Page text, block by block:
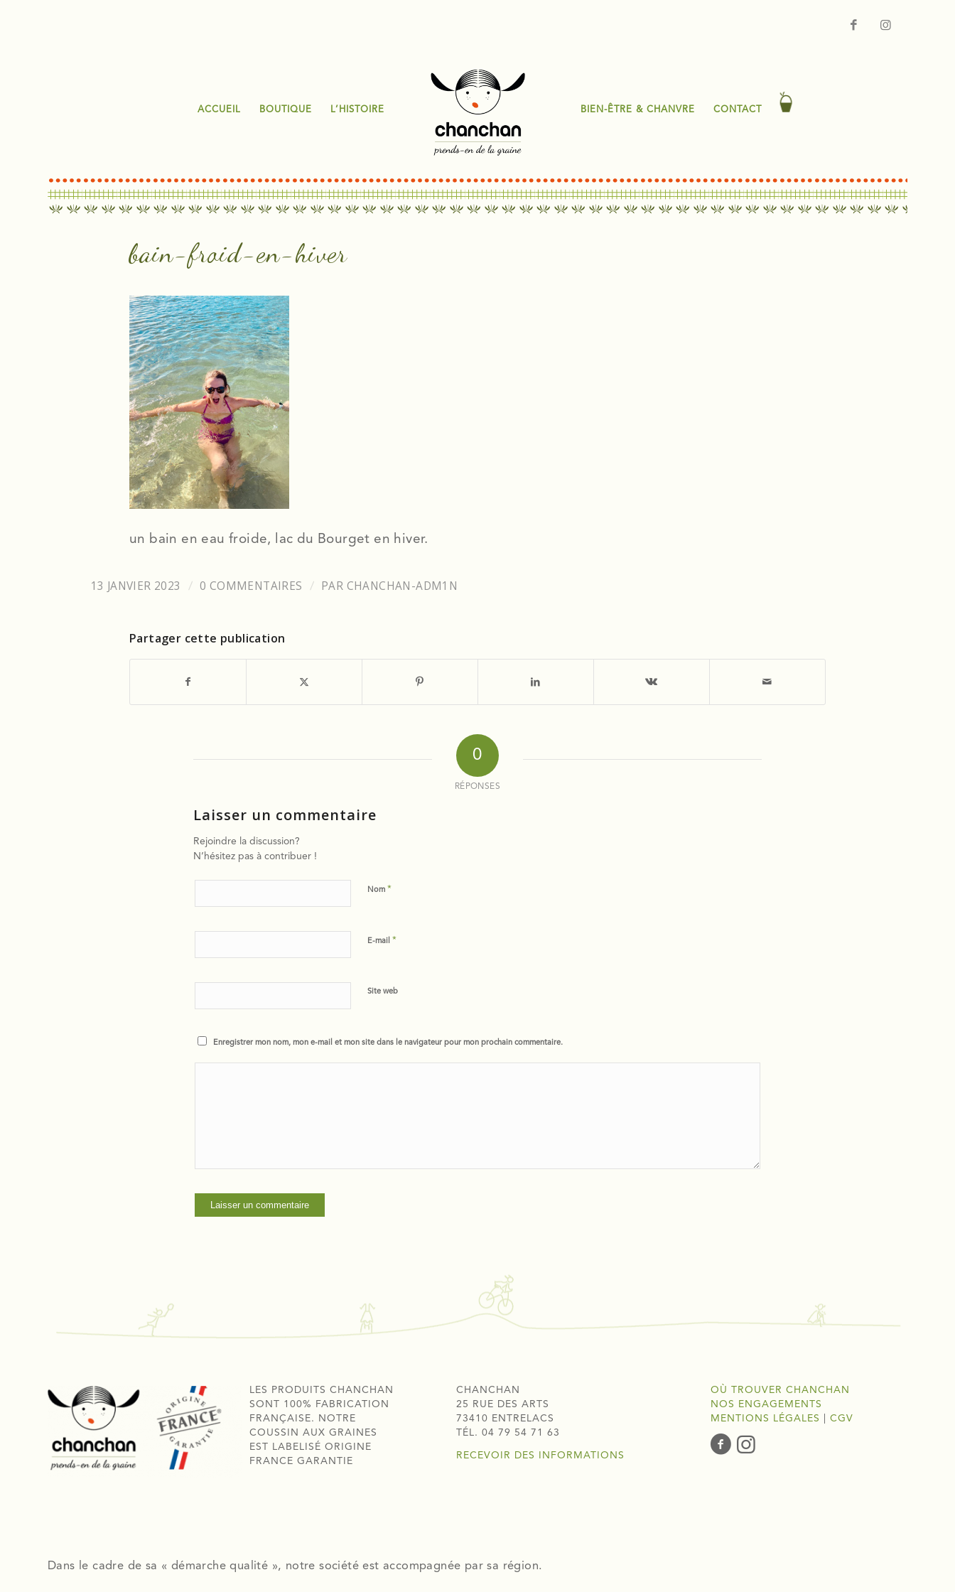
ACCUEIL BOUTIQUE L’HISTOIRE BIEN-ÊTRE & CHANVRE CONTACT
bain-froid-en-hiver
un bain en eau froide, lac du Bourget en hiver.
13 JANVIER 2023 / 0 COMMENTAIRES / PAR CHANCHAN-ADM1N
Partager cette publication
0
RÉPONSES
Laisser un commentaire
Rejoindre la discussion?
N’hésitez pas à contribuer !
Nom *
E-mail *
Site web
Enregistrer mon nom, mon e-mail et mon site dans le navigateur pour mon prochain commentaire.
LES PRODUITS CHANCHAN
SONT 100% FABRICATION
FRANÇAISE. NOTRE
COUSSIN AUX GRAINES
EST LABELISÉ ORIGINE
FRANCE GARANTIE
CHANCHAN
25 RUE DES ARTS
73410 ENTRELACS
TÉL. 04 79 54 71 63
RECEVOIR DES INFORMATIONS
OÙ TROUVER CHANCHAN
NOS ENGAGEMENTS
MENTIONS LÉGALES
CGV
Dans le cadre de sa « démarche qualité », notre société est accompagnée par sa région.